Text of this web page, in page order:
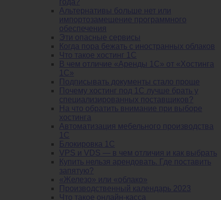
года?
Альтернативы больше нет или
импортозамещение программного
обеспечения
Эти опасные сервисы
Когда пора бежать с иностранных облаков
Что такое хостинг 1С
В чем отличие «Аренды 1С» от «Хостинга
1С»
Подписывать документы стало проще
Почему хостинг под 1С лучше брать у
специализированных поставщиков?
На что обратить внимание при выборе
хостинга
Автоматизация мебельного производства
1С
Блокировка 1С
VPS и VDS — в чем отличия и как выбрать
Купить нельзя арендовать. Где поставить
запятую?
«Железо» или «облако»
Производственный календарь 2023
Что такое онлайн-касса